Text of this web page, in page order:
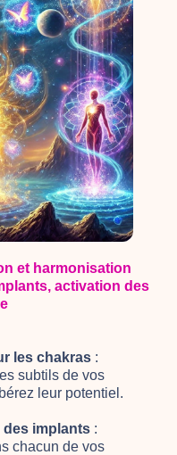
et harmonisation
activation des
les chakras :
subtils de vos
leur potentiel.
des implants :
chacun de vos